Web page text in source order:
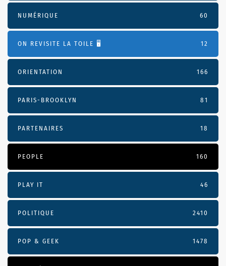
NUMÉRIQUE 60
ON REVISITE LA TOILE 🖥️ 12
ORIENTATION 166
PARIS-BROOKLYN 81
PARTENAIRES 18
PEOPLE 160
PLAY IT 46
POLITIQUE 2410
POP & GEEK 1478